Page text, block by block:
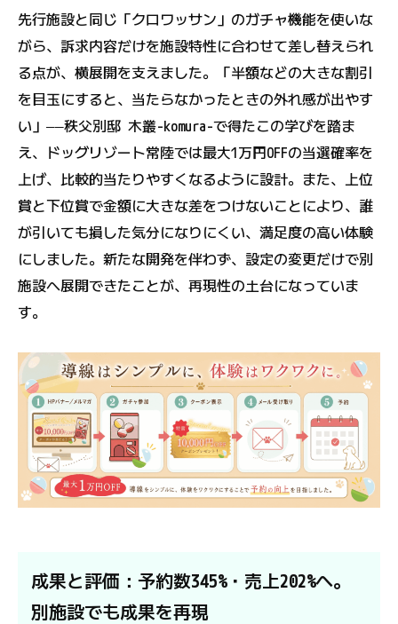
先行施設と同じ「クロワッサン」のガチャ機能を使いな
がら、訴求内容だけを施設特性に合わせて差し替えられ
る点が、横展開を支えました。「半額などの大きな割引
を目玉にすると、当たらなかったときの外れ感が出やす
い」――秩父別邸 木叢-komura-で得たこの学びを踏ま
え、ドッグリゾート常陸では最大1万円OFFの当選確率を
上げ、比較的当たりやすくなるように設計。また、上位
賞と下位賞で金額に大きな差をつけないことにより、誰
が引いても損した気分になりにくい、満足度の高い体験
にしました。新たな開発を伴わず、設定の変更だけで別
施設へ展開できたことが、再現性の土台になっていま
す。
成果と評価：予約数345%・売上202%へ。
別施設でも成果を再現